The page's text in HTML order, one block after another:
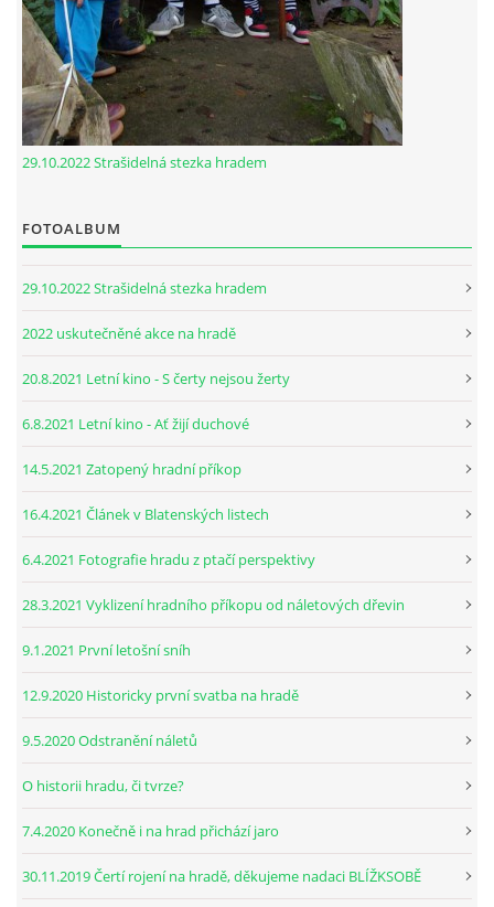
29.10.2022 Strašidelná stezka hradem
FOTOALBUM
29.10.2022 Strašidelná stezka hradem
2022 uskutečněné akce na hradě
20.8.2021 Letní kino - S čerty nejsou žerty
6.8.2021 Letní kino - Ať žijí duchové
14.5.2021 Zatopený hradní příkop
16.4.2021 Článek v Blatenských listech
6.4.2021 Fotografie hradu z ptačí perspektivy
28.3.2021 Vyklizení hradního příkopu od náletových dřevin
9.1.2021 První letošní sníh
12.9.2020 Historicky první svatba na hradě
9.5.2020 Odstranění náletů
O historii hradu, či tvrze?
7.4.2020 Konečně i na hrad přichází jaro
30.11.2019 Čertí rojení na hradě, děkujeme nadaci BLÍŽKSOBĚ